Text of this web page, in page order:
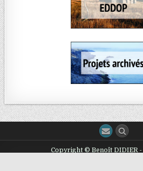
Copyright © Benoît DIDIER -